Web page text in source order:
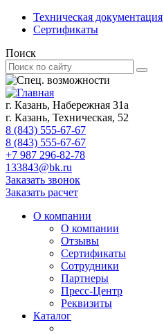
Техническая документация
Сертификаты
Поиск
г. Казань, Набережная 31а
г. Казань, Техническая, 52
8 (843) 555-67-67
8 (843) 555-67-67
+7 987 296-82-78
133843@bk.ru
Заказать звонок
Заказать расчет
О компании
О компании
Отзывы
Сертификаты
Сотрудники
Партнеры
Пресс-Центр
Реквизиты
Каталог